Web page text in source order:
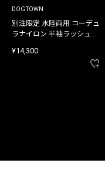
DOGTOWN
別注限定 水陸両用 コーデュ
ラナイロン 半袖ラッシュガ
¥14,300